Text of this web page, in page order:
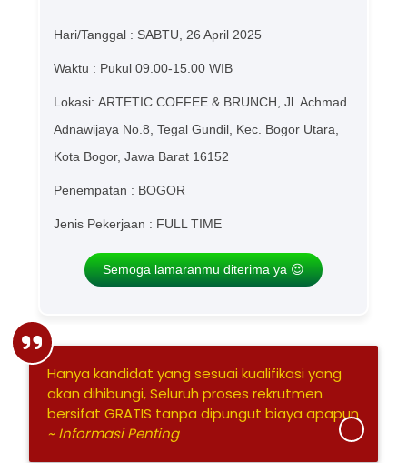
Hari/Tanggal : SABTU, 26 April 2025
Waktu : Pukul 09.00-15.00 WIB
Lokasi: ARTETIC COFFEE & BRUNCH, Jl. Achmad
Adnawijaya No.8, Tegal Gundil, Kec. Bogor Utara,
Kota Bogor, Jawa Barat 16152
Penempatan : BOGOR
Jenis Pekerjaan : FULL TIME
Semoga lamaranmu diterima ya 😍
Hanya kandidat yang sesuai kualifikasi yang
akan dihibungi, Seluruh proses rekrutmen
bersifat GRATIS tanpa dipungut biaya apapun
~ Informasi Penting